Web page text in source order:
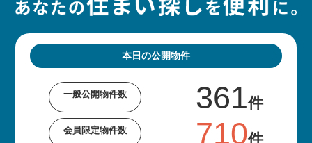
本日の公開物件
一般公開物件数 361件
会員限定物件数 710件